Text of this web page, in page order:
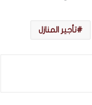
تأجير المنازل